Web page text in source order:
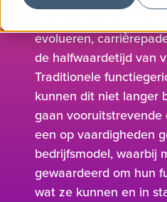
evolueren,
de halfwaardetijd van
Traditionele
kunnen dit niet langer
gaan
een op vaardigheden
bedrijfsmodel, waarbij
gewaardeerd om hun
wat ze kunnen en in